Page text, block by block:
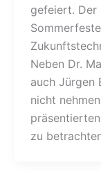
gefeiert. Der
Neben Dr.
auch Jürgen
nicht
zu